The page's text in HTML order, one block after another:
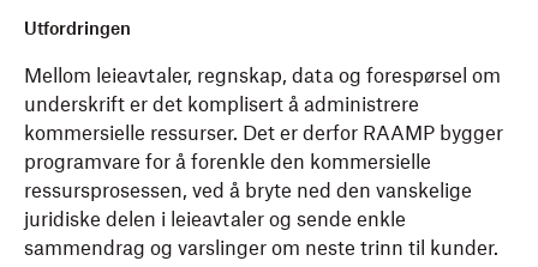
Utfordringen
Mellom leieavtaler, regnskap, data og forespørsel om
underskrift er det komplisert å administrere
kommersielle ressurser. Det er derfor RAAMP bygger
programvare for å forenkle den kommersielle
ressursprosessen, ved å bryte ned den vanskelige
juridiske delen i leieavtaler og sende enkle
sammendrag og varslinger om neste trinn til kunder.